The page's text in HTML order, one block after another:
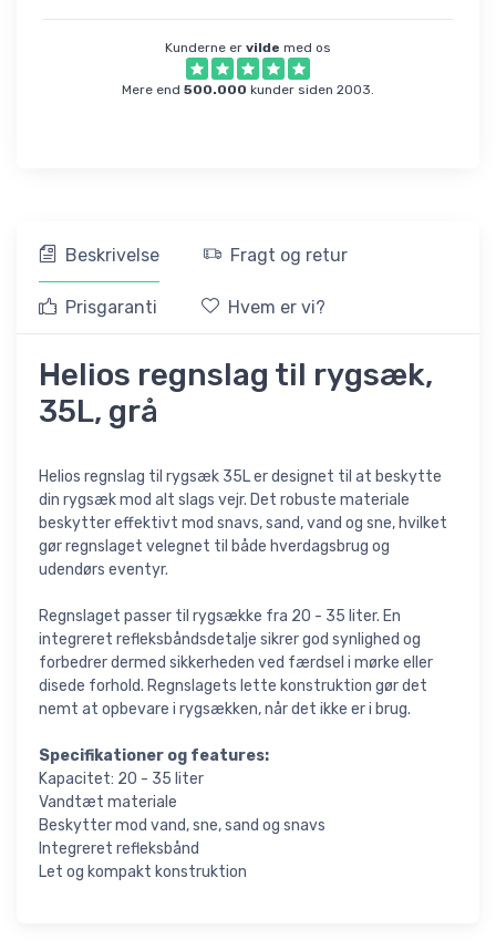
Kunderne er vilde med os
Mere end 500.000 kunder siden 2003.
Beskrivelse Fragt og retur
Prisgaranti Hvem er vi?
Helios regnslag til rygsæk,
35L, grå
Helios regnslag til rygsæk 35L er designet til at beskytte
din rygsæk mod alt slags vejr. Det robuste materiale
beskytter effektivt mod snavs, sand, vand og sne, hvilket
gør regnslaget velegnet til både hverdagsbrug og
udendørs eventyr.
Regnslaget passer til rygsække fra 20 - 35 liter. En
integreret refleksbåndsdetalje sikrer god synlighed og
forbedrer dermed sikkerheden ved færdsel i mørke eller
disede forhold. Regnslagets lette konstruktion gør det
nemt at opbevare i rygsækken, når det ikke er i brug.
Specifikationer og features:
Kapacitet: 20 - 35 liter
Vandtæt materiale
Beskytter mod vand, sne, sand og snavs
Integreret refleksbånd
Let og kompakt konstruktion